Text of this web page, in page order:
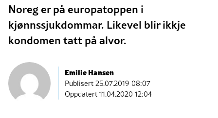
Noreg er på europatoppen i
kjønnssjukdommar. Likevel blir ikkje
kondomen tatt på alvor.
Emilie Hansen
Publisert25.07.2019 08:07
Oppdatert 11.04.2020 12:04